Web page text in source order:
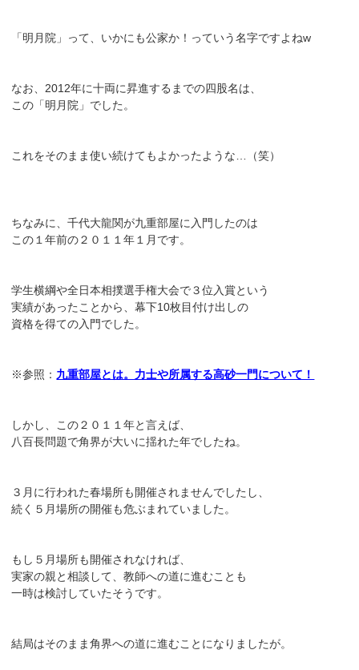
「明月院」って、いかにも公家か！っていう名字ですよねw
なお、2012年に十両に昇進するまでの四股名は、
この「明月院」でした。
これをそのまま使い続けてもよかったような…（笑）
ちなみに、千代大龍関が九重部屋に入門したのは
この１年前の２０１１年１月です。
学生横綱や全日本相撲選手権大会で３位入賞という
実績があったことから、幕下10枚目付け出しの
資格を得ての入門でした。
※参照： 九重部屋とは。力士や所属する高砂一門について！
しかし、この２０１１年と言えば、
八百長問題で角界が大いに揺れた年でしたね。
３月に行われた春場所も開催されませんでしたし、
続く５月場所の開催も危ぶまれていました。
もし５月場所も開催されなければ、
実家の親と相談して、教師への道に進むことも
一時は検討していたそうです。
結局はそのまま角界への道に進むことになりましたが。